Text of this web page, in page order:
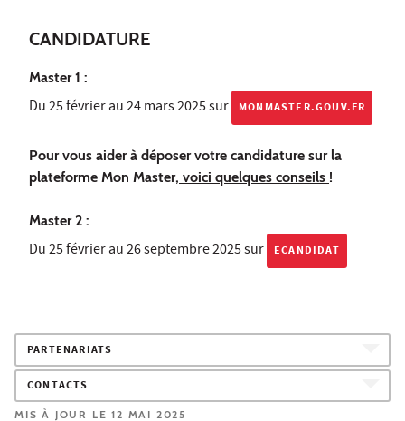
CANDIDATURE
Master 1 :
Du 25 février au 24 mars 2025 sur MONMASTER.GOUV.FR
Pour vous aider à déposer votre candidature sur la
plateforme Mon Master, voici quelques conseils !
Master 2 :
Du 25 février au 26 septembre 2025 sur ECANDIDAT
PARTENARIATS
CONTACTS
MIS À JOUR LE 12 MAI 2025